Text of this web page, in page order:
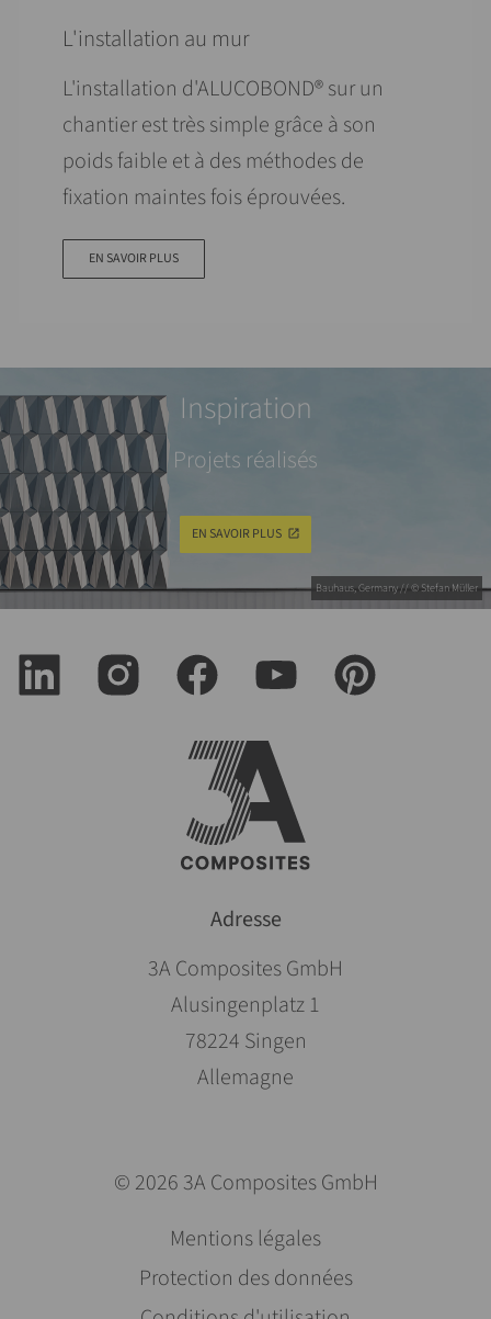
L'installation au mur
L'installation d'ALUCOBOND® sur un
chantier est très simple grâce à son
poids faible et à des méthodes de
fixation maintes fois éprouvées.
EN SAVOIR PLUS
Bauhaus, Germany // © Stefan Müller
Inspiration
Projets réalisés
EN SAVOIR PLUS
Adresse
3A Composites GmbH
Alusingenplatz 1
78224 Singen
Allemagne
© 2026 3A Composites GmbH
au
Mentions légales
Protection des données